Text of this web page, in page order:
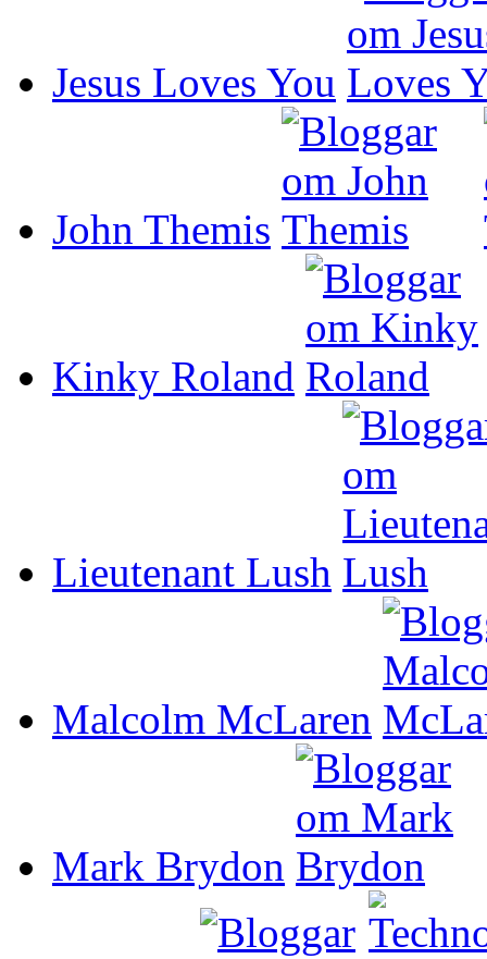
Jesus Loves You
John Themis
Kinky Roland
Lieutenant Lush
Malcolm McLaren
Mark Brydon